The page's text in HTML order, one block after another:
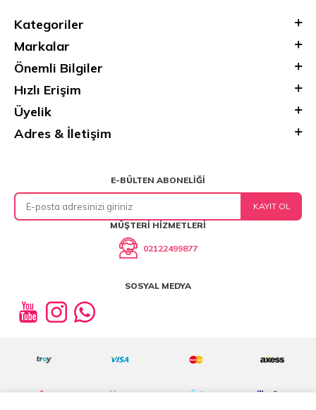
Kategoriler
Markalar
Önemli Bilgiler
Hızlı Erişim
Üyelik
Adres & İletişim
E-BÜLTEN ABONELIĞI
KAYIT OL
MÜŞTERI HIZMETLERI
02122499877
SOSYAL MEDYA